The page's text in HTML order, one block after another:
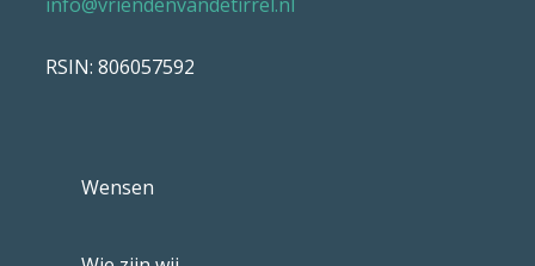
RSIN: 806057592
Wensen